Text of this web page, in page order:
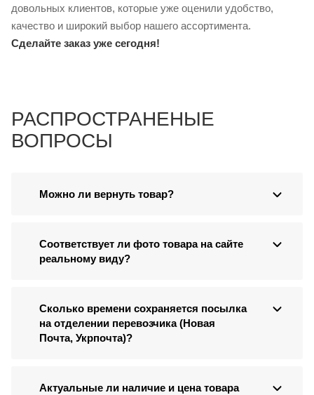
довольных клиентов, которые уже оценили удобство,
качество и широкий выбор нашего ассортимента.
Сделайте заказ уже сегодня!
РАСПРОСТРАНЕНЫЕ
ВОПРОСЫ
Можно ли вернуть товар?
Соответствует ли фото товара на сайте
реальному виду?
Сколько времени сохраняется посылка
на отделении перевозчика (Новая
Почта, Укрпочта)?
Актуальные ли наличие и цена товара